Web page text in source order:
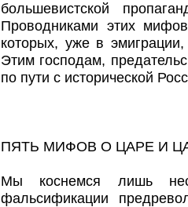
большевистской
Проводниками этих
которых, уже в
Этим господам,
по пути с исторической
ПЯТЬ МИФОВ О ЦАРЕ И
Мы коснемся лишь
фальсификации